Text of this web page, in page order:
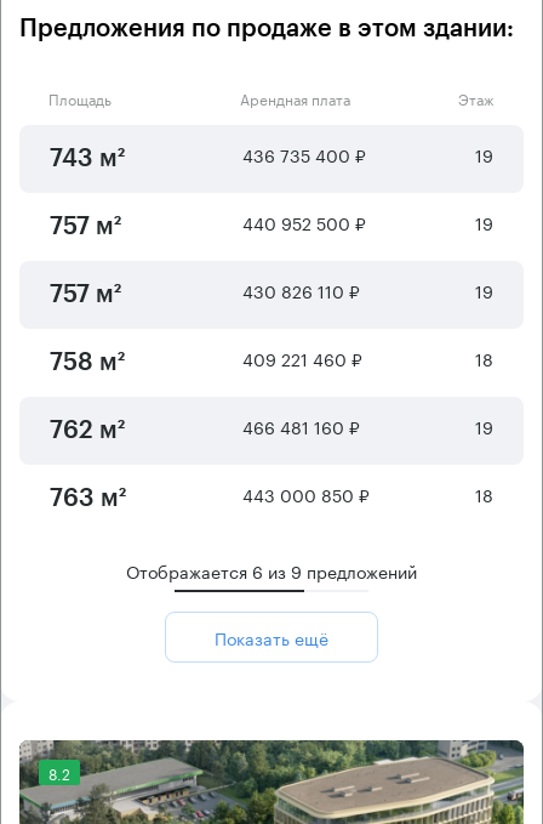
Предложения по продаже в этом здании:
Площадь Арендная плата Этаж
743 м² 436 735 400 ₽ 19
757 м² 440 952 500 ₽ 19
757 м² 430 826 110 ₽ 19
758 м² 409 221 460 ₽ 18
762 м² 466 481 160 ₽ 19
763 м² 443 000 850 ₽ 18
Отображается 6 из 9 предложений
Показать ещё
8.2